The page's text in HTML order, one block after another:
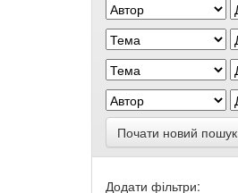
Почати новий пошук
Додати фільтри: